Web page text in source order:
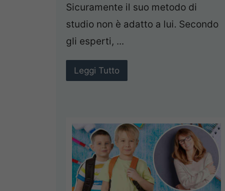
Sicuramente il suo metodo di
studio non è adatto a lui. Secondo
gli esperti, ...
Leggi Tutto